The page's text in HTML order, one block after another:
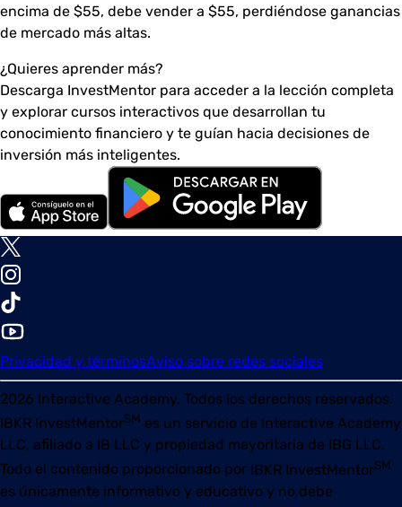
encima de $55, debe vender a $55, perdiéndose ganancias
de mercado más altas.
¿Quieres aprender más?
Descarga InvestMentor para acceder a la lección completa
y explorar cursos interactivos que desarrollan tu
conocimiento financiero y te guían hacia decisiones de
inversión más inteligentes.
Privacidad y términosAviso sobre redes sociales
2026 Interactive Academy. Todos los derechos reservados.
IBKR InvestMentorSM es un servicio de Interactive Academy
LLC, afiliado a IB LLC y propiedad mayoritaria de IBG LLC.
Todo el contenido proporcionado por IBKR InvestMentorSM
es únicamente informativo y educativo y no debe